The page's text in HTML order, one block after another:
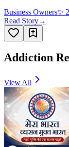
Business Owners✨
Read Story→
Addiction
View All